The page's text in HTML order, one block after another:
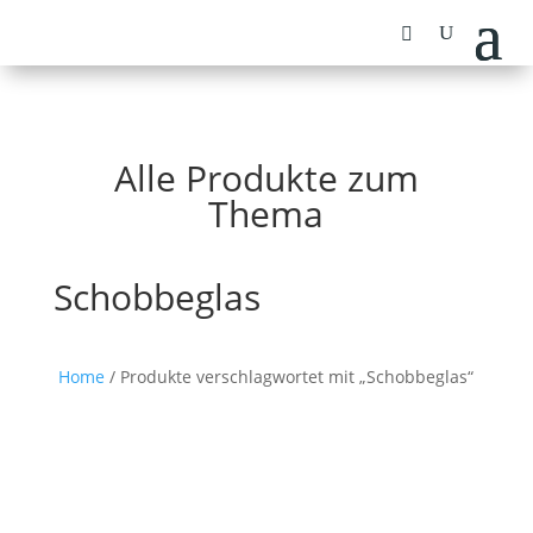
Alle Produkte zum
Thema
Schobbeglas
Home / Produkte verschlagwortet mit „Schobbeglas“